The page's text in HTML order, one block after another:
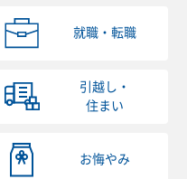
就職・転職
引越し・
住まい
お悔やみ